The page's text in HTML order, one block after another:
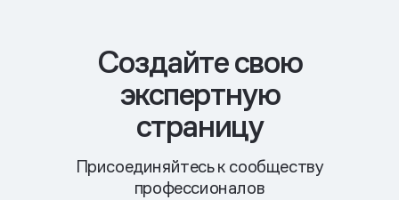
Cоздайте свою
экспертную
страницу
Присоединяйтесь к сообществу
профессионалов